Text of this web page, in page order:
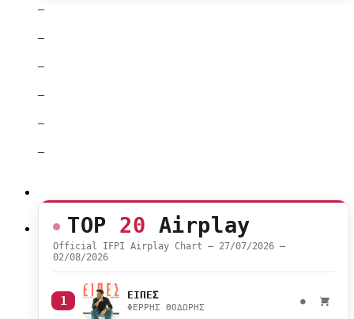
–
–
–
–
–
–
TOP 20 Airplay
Official IFPI Airplay Chart — 27/07/2026 –
02/08/2026
1 ΕΙΠΕΣ
ΦΕΡΡΗΣ ΘΟΔΩΡΗΣ
●